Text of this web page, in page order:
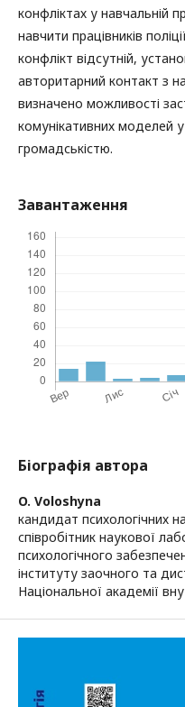
конфліктах у навчальній
навчити працівників
конфлікт відсутній,
авторитарний контакт з
визначено можливості
комунікативних моделей у
громадськістю.
Завантаження
Біографія автора
O. Voloshyna
кандидат психологічних
співробітник наукової
психологічного
інституту заочного та
Національної академії